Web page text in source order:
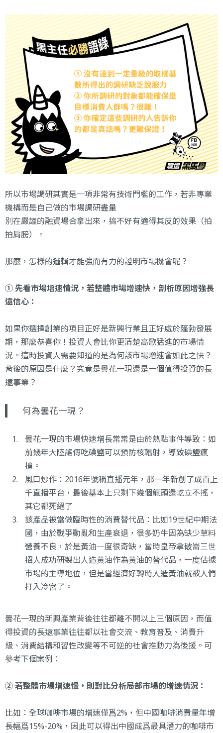
所以市場調研其實是一項非常有技術門檻的工作，若非專業
機構而是自己做的市場調研盡量
別在嚴謹的融資場合拿出來，搞不好有適得其反的效果（拍
拍肩膀）。
那麼，怎樣的邏輯才能強而有力的證明市場機會呢？
① 先看市場增速情況，若整體市場增速快，剖析原因增強長
遠信心：
如果你選擇創業的項目正好是新興行業且正好處於蓬勃發展
期，那麼恭喜你！投資人會比你更清楚高歌猛進的市場情
況。這時投資人需要知道的是為何該市場增速會如此之快？
背後的原因是什麼？究竟是曇花一現還是一個值得投資的長
遠事業？
何為曇花一現？
曇花一現的市場快速增長常常是由於熱點事件導致：如
前幾年大陸謠傳吃碘鹽可以預防核輻射，導致碘鹽瘋
搶。
風口炒作：2016年號稱直播元年，那一年新創了成百上
千直播平台，最後基本上只剩下幾個龍頭還屹立不搖，
其它都死絕了
該產品被當做臨時性的消費替代品：比如19世紀中期法
國，由於戰爭動亂和生產衰退，很多奶牛因為缺少草料
營養不良，於是黃油一度很奇缺，當時皇帝拿破崙三世
招人成功研製出人造黃油作為黃油的替代品，一度佔據
市場的主導地位，但是當經濟好轉時人造黃油就被人們
打入冷宮了。
曇花一現的新興產業背後往往都離不開以上三個原因，而值
得投資的長遠事業往往都以社會交流、教育普及、消費升
級、消費結構和習性改變等不可逆的社會推動力為後援。可
參考下個案例：
② 若整體市場增速慢，則對比分析局部市場的增速情況：
比如：全球咖啡市場的增速僅爲2%，但中國咖啡消費量年增
長幅爲15%-20%，因此可以得出中國成爲最具潛力的咖啡市